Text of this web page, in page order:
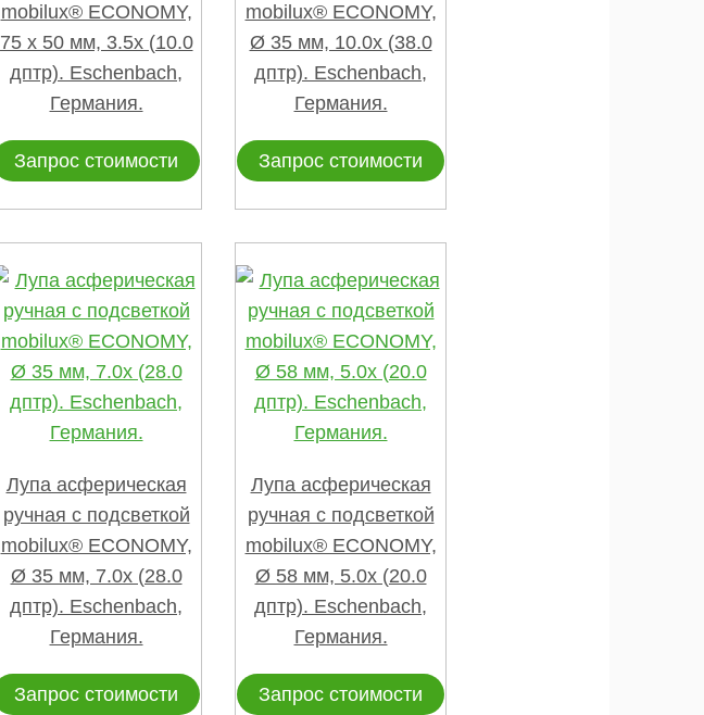
mobilux® ECONOMY,
75 х 50 мм, 3.5х (10.0
дптр). Eschenbach,
Германия.
Запрос стоимости
mobilux® ECONOMY,
Ø 35 мм, 10.0х (38.0
дптр). Eschenbach,
Германия.
Запрос стоимости
Лупа асферическая
ручная с подсветкой
mobilux® ECONOMY,
Ø 35 мм, 7.0х (28.0
дптр). Eschenbach,
Германия.
Запрос стоимости
Лупа асферическая
ручная с подсветкой
mobilux® ECONOMY,
Ø 58 мм, 5.0х (20.0
дптр). Eschenbach,
Германия.
Запрос стоимости